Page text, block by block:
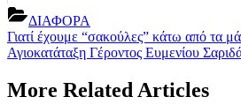
ΔΙΑΦΟΡΑ
Post
navigation
Previous
Post:
Γιατί έχουμε “σακούλες” κάτω από τα
Next
Αγιοκατάταξη Γέροντος Ευμενίου
More Related Articles